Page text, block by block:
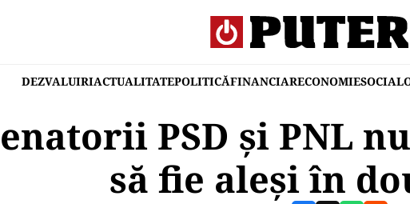
DEZVALUIRIACTUALITATEPOLITICĂFINANCIARECONOMIESOCIAL
PSD și PNL
să fie aleși în